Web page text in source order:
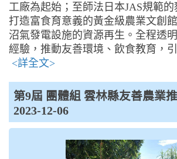
工廠為起始；至師法日本JAS規範的
打造富食育意義的黃金級農業文創
沼氣發電設施的資源再生。全程透
經驗，推動友善環境、飲食教育，
<詳全文>
第9屆 團體組 雲林縣友善農業
2023-12-06